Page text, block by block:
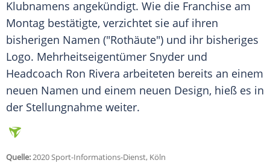
Klubnamens angekündigt. Wie die Franchise am
Montag bestätigte, verzichtet sie auf ihren
bisherigen Namen ("Rothäute") und ihr bisheriges
Logo. Mehrheitseigentümer Snyder und
Headcoach Ron Rivera arbeiteten bereits an einem
neuen Namen und einem neuen Design, hieß es in
der Stellungnahme weiter.
Quelle:2020 Sport-Informations-Dienst, Köln